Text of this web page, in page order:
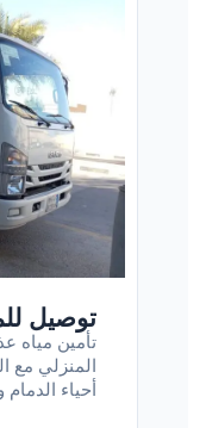
توصيل
تأمين مياه
المنزلي مع
أحياء